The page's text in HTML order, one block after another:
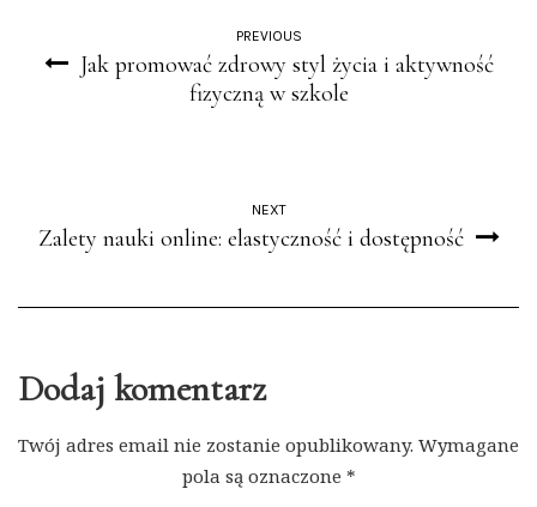
PREVIOUS
Jak promować zdrowy styl życia i aktywność
fizyczną w szkole
NEXT
Zalety nauki online: elastyczność i dostępność
Dodaj komentarz
Twój adres email nie zostanie opublikowany. Wymagane
pola są oznaczone *